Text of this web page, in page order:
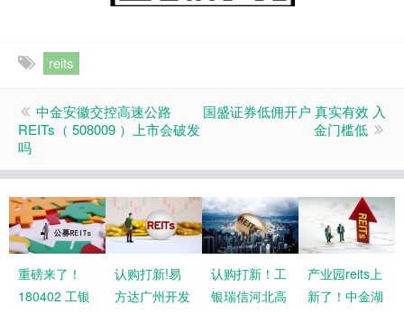
reits
中金安徽交控高速公路
REITs（ 508009 ）上市会破发
吗
国盛证券低佣开户 真实有效 入
金门槛低
重磅来了！
180402 工银
认购打新!易
方达广州开发
认购打新！工
银瑞信河北高
产业园reits上
新了！中金湖